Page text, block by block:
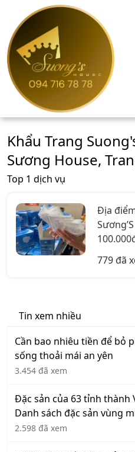
suonghouse.com
Khẩu Trang
Sương House,
Top 1 dịch vụ
Địa
779 đã
Tin xem nhiều
Cần bao nhiêu tiền để bỏ
sống thoải mái an yên
3.454 đã xem
Đặc sản của 63 tỉnh thành
Danh sách đặc sản vùng
2.598 đã xem